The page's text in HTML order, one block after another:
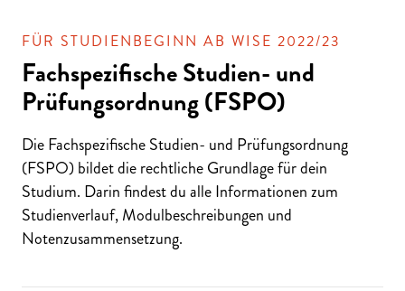
FÜR STUDIENBEGINN AB WISE 2022/23
Fachspezifische Studien- und
Prüfungsordnung (FSPO)
Die Fachspezifische Studien- und Prüfungsordnung
(FSPO) bildet die rechtliche Grundlage für dein
Studium. Darin findest du alle Informationen zum
Studienverlauf, Modulbeschreibungen und
Notenzusammensetzung.